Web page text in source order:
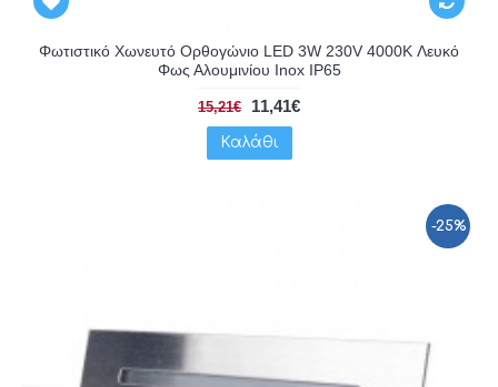
Φωτιστικό Χωνευτό Ορθογώνιο LED 3W 230V 4000K Λευκό
Φως Αλουμινίου Inox IP65
15,21€ 11,41€
Καλάθι
-25%